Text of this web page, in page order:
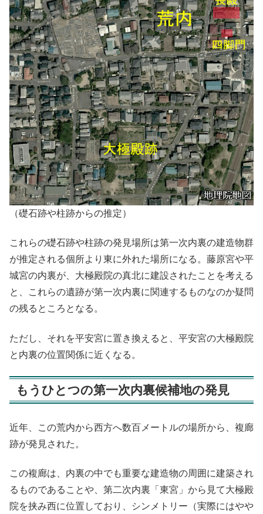
（礎石跡や柱跡からの推定）
これらの礎石跡や柱跡の発見場所は第一次内裏の建造物群
が推定される個所より東に外れた場所になる。藤原宮や平
城宮の内裏が、大極殿院の真北に建設されたことを考える
と、これらの遺跡が第一次内裏に関連するものなのか疑問
の残るところとなる。
ただし、それを平安宮に置き換えると、平安宮の大極殿院
と内裏の位置関係に近くなる。
もうひとつの第一次内裏候補地の発見
近年、この荒内から西方へ数百メートルの場所から、複廊
跡が発見された。
この複廊は、内裏の中でも重要な建造物の周囲に建築され
るものであることや、第二次内裏「東宮」から見て大極殿
院を挟み西に位置しており、シンメトリー（実際にはやや